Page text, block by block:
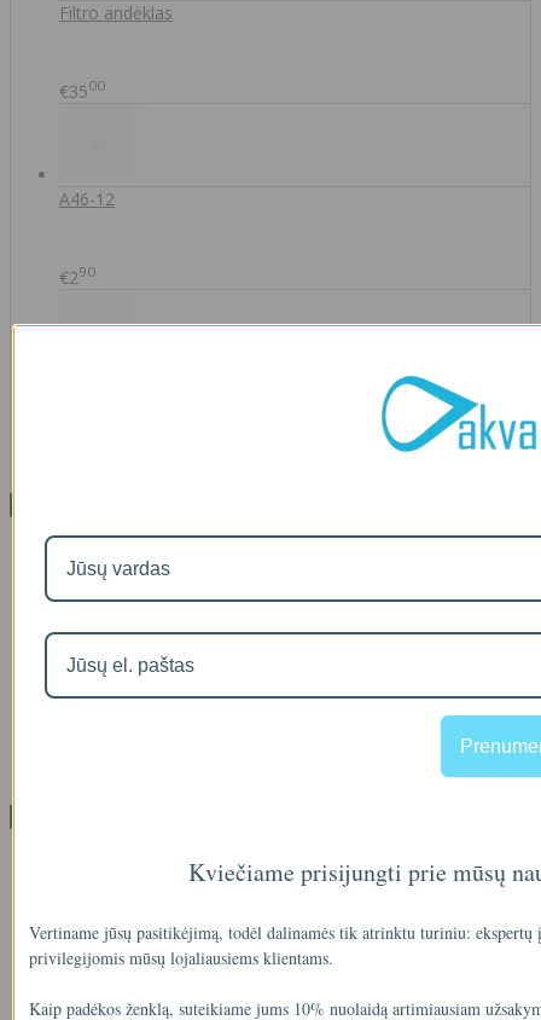
Filtro andėklas
€3500
A46-12
€290
IŠMANAUS VANDENS NUOTĖKIO DETEKTORIAUS PRIEDAS
Prekių pristatymas
Garantijos
NEMOKAMI VANDENS TYRIMAI
Privatumo politika
Prekės su nuolaida
Prekių grąžinimai
Partnerystės programa
Dovanų kuponai
Kviečiame prisijungti prie mūsų
Vertiname jūsų pasitikėjimą, todėl dalinamės tik atrinktu turiniu:
privilegijomis mūsų lojaliausiems klientams.
Kaip padėkos ženklą, suteikiame jums 10% nuolaidą artimiausiam